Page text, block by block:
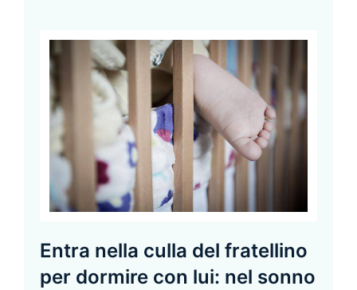
Entra nella culla del fratellino
per dormire con lui: nel sonno